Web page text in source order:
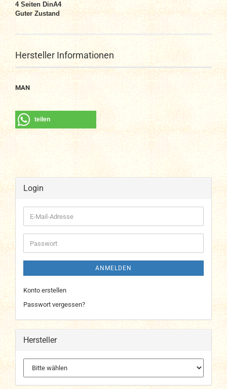
4 Seiten DinA4
Guter Zustand
Hersteller Informationen
MAN
teilen
Login
E-
Mail-
Adresse
Passwort
ANMELDEN
Konto erstellen
Passwort vergessen?
Hersteller